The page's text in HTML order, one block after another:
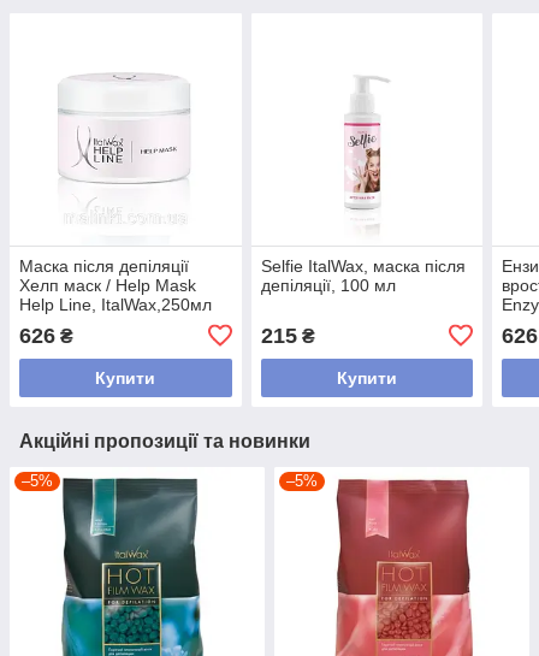
Маска після депіляції
Хелп маск / Help Mask
Help Line, ItalWax,250мл
626 ₴
Купити
Selfie ItalWax, маска після
депіляції, 100 мл
215₴
Купити
626
Акційні пропозиції та новинки
–5% –5%